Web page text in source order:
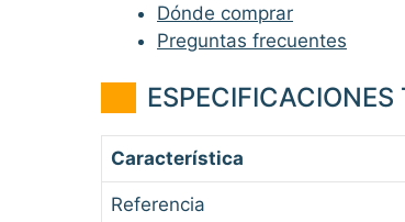
Dónde comprar
Preguntas frecuentes
Característica
Referencia